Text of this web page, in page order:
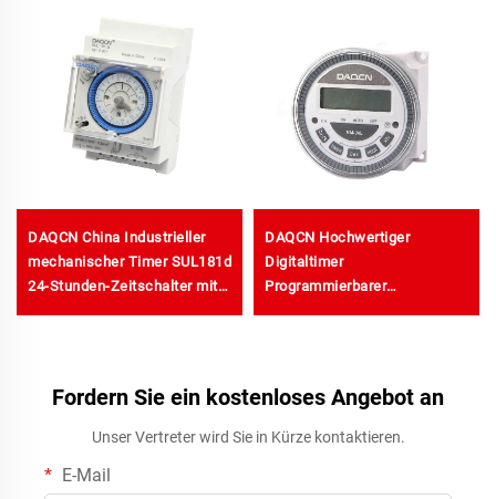
DAQCN China Industrieller
mechanischer Timer SUL181d
24-Stunden-Zeitschalter mit
DAQCN Hochwertiger
Digitaltimer
Programmierbarer
Fordern Sie ein kostenloses Angebot an
Unser Vertreter wird Sie in Kürze kontaktieren.
E-Mail